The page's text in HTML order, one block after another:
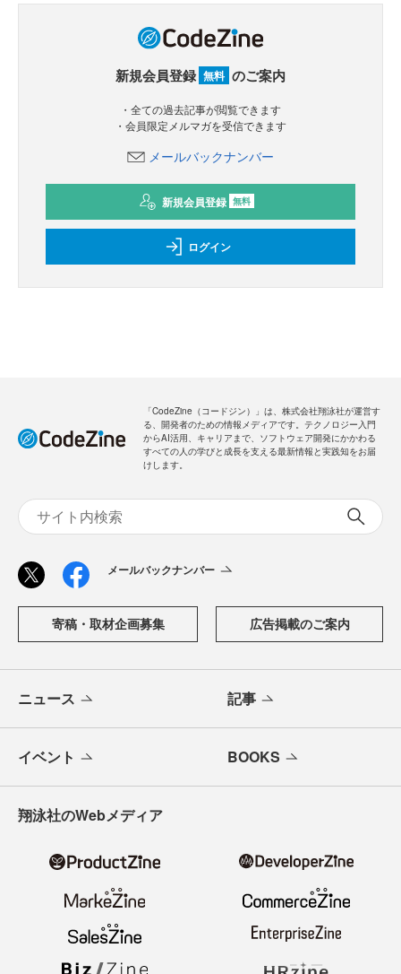
新規会員登録 無料 のご案内
・全ての過去記事が閲覧できます
・会員限定メルマガを受信できます
メールバックナンバー
新規会員登録 無料
ログイン
「CodeZine（コードジン）」は、株式会社翔泳社が運営す
る、開発者のための情報メディアです。テクノロジー入門
からAI活用、キャリアまで、ソフトウェア開発にかかわる
すべての人の学びと成長を支える最新情報と実践知をお届
けします。
メールバックナンバー
寄稿・取材企画募集 広告掲載のご案内
ニュース 記事
イベント BOOKS
翔泳社のWebメディア